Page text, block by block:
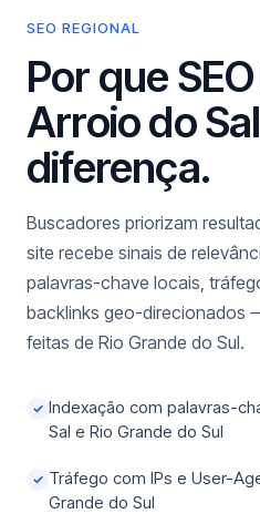
SEO REGIONAL
Por que
Arroio do
diferença.
Buscadores priorizam
site recebe sinais de
palavras-chave locais,
backlinks geo-direcionados
feitas de Rio Grande do Sul.
✓ Indexação com palavras-
Sal e Rio Grande do Sul
✓ Tráfego com IPs e User-
Grande do Sul